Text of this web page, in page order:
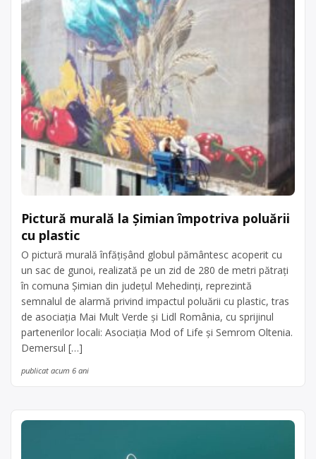
Pictură murală la Șimian împotriva poluării
cu plastic
O pictură murală înfățișând globul pământesc acoperit cu
un sac de gunoi, realizată pe un zid de 280 de metri pătrați
în comuna Șimian din județul Mehedinți, reprezintă
semnalul de alarmă privind impactul poluării cu plastic, tras
de asociația Mai Mult Verde și Lidl România, cu sprijinul
partenerilor locali: Asociația Mod of Life și Semrom Oltenia.
Demersul […]
publicat acum 6 ani